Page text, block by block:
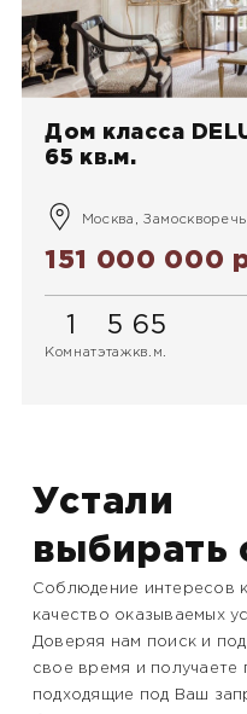
Дом класса
65 кв.м.
Москва,
151 000 000
1
Комнат
5
этаж
65
кв.м.
Устали
выбирать
Соблюдение интересов
качество оказываемых
Доверяя нам поиск и
свое время и получаете
подходящие под Ваш